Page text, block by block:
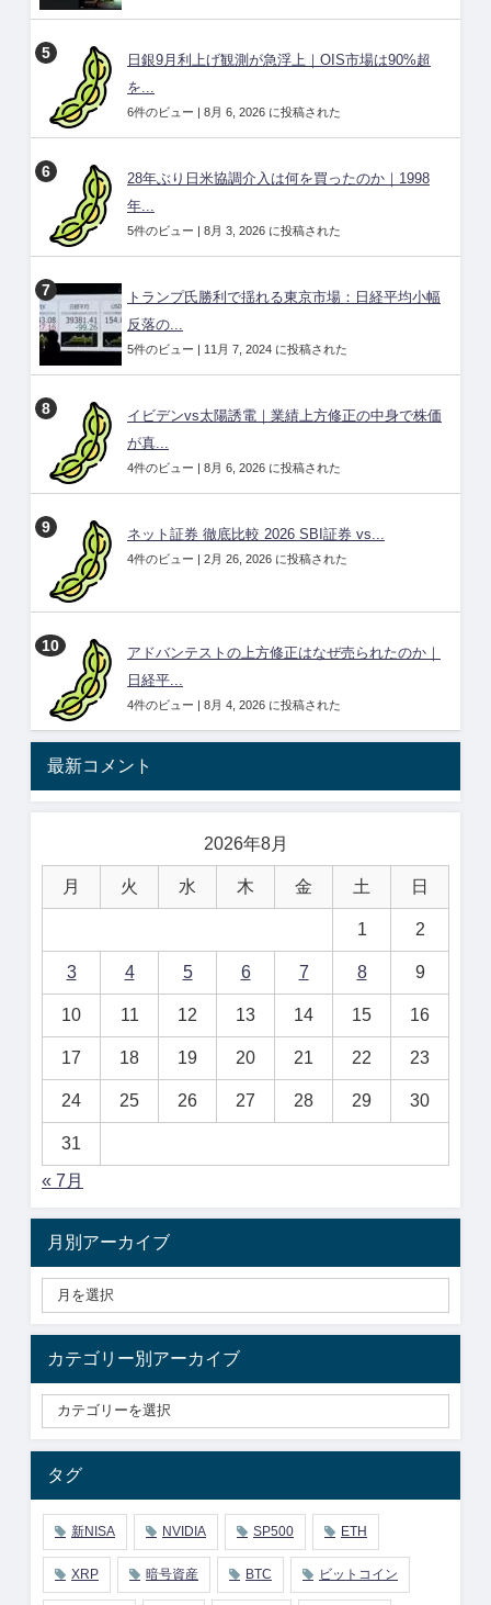
日銀9月利上げ観測が急浮上｜OIS市場は90%超
を...
6件のビュー | 8月 6, 2026 に投稿された
28年ぶり日米協調介入は何を買ったのか｜1998
年...
5件のビュー | 8月 3, 2026 に投稿された
トランプ氏勝利で揺れる東京市場：日経平均小幅
反落の...
5件のビュー | 11月 7, 2024 に投稿された
イビデンvs太陽誘電｜業績上方修正の中身で株価
が真...
4件のビュー | 8月 6, 2026 に投稿された
ネット証券 徹底比較 2026 SBI証券 vs...
4件のビュー | 2月 26, 2026 に投稿された
アドバンテストの上方修正はなぜ売られたのか｜
日経平...
4件のビュー | 8月 4, 2026 に投稿された
最新コメント
2026年8月
月 火 水 木 金 土 日
1 2
3 4 5 6 7 8 9
10 11 12 13 14 15 16
17 18 19 20 21 22 23
24 25 26 27 28 29 30
31
« 7月
月別アーカイブ
カテゴリー別アーカイブ
タグ
新NISA NVIDIA SP500 ETH
XRP 暗号資産 BTC ビットコイン